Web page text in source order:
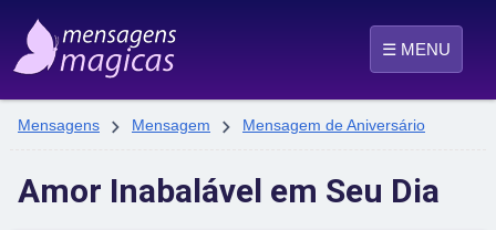
☰ MENU
Mensagens  Mensagem  Mensagem de Aniversário
Amor Inabalável em Seu Dia